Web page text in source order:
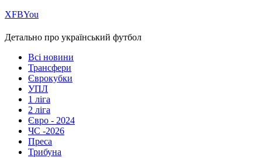
ХFBYou
Детально про український футбол
Всі новини
Трансфери
Єврокубки
УПЛ
1 ліга
2 ліга
Євро - 2024
ЧС -2026
Преса
Трибуна